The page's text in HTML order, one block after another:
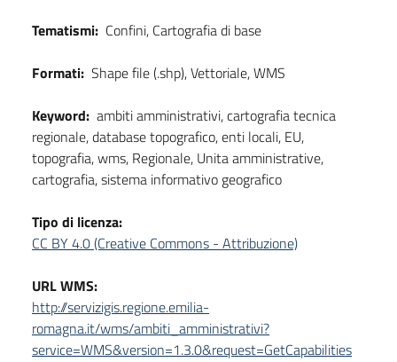
Tematismi: Confini, Cartografia di base
Formati: Shape file (.shp), Vettoriale, WMS
Keyword: ambiti amministrativi, cartografia tecnica
regionale, database topografico, enti locali, EU,
topografia, wms, Regionale, Unita amministrative,
cartografia, sistema informativo geografico
Tipo di licenza:
CC BY 4.0 (Creative Commons - Attribuzione)
URL WMS:
http://servizigis.regione.emilia-
romagna.it/wms/ambiti_amministrativi?
service=WMS&version=1.3.0&request=GetCapabilities